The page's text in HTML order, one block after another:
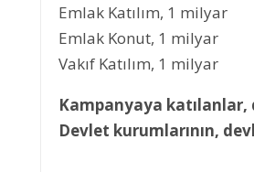
Emlak Katılım, 1 milyar
Emlak Konut, 1 milyar
Vakıf Katılım, 1 milyar
Kampanyaya
Devlet kurumlarının,